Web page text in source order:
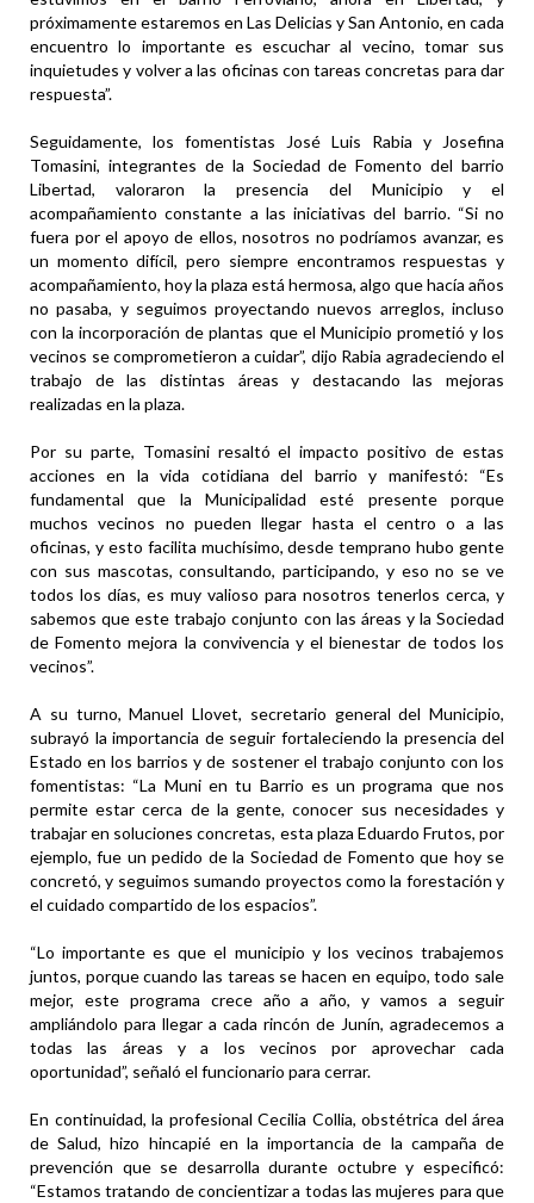
próximamente estaremos en Las Delicias y San Antonio, en cada
encuentro lo importante es escuchar al vecino, tomar sus
inquietudes y volver a las oficinas con tareas concretas para dar
respuesta”.
Seguidamente, los fomentistas José Luis Rabia y Josefina
Tomasini, integrantes de la Sociedad de Fomento del barrio
Libertad, valoraron la presencia del Municipio y el
acompañamiento constante a las iniciativas del barrio. “Si no
fuera por el apoyo de ellos, nosotros no podríamos avanzar, es
un momento difícil, pero siempre encontramos respuestas y
acompañamiento, hoy la plaza está hermosa, algo que hacía años
no pasaba, y seguimos proyectando nuevos arreglos, incluso
con la incorporación de plantas que el Municipio prometió y los
vecinos se comprometieron a cuidar”, dijo Rabia agradeciendo el
trabajo de las distintas áreas y destacando las mejoras
realizadas en la plaza.
Por su parte, Tomasini resaltó el impacto positivo de estas
acciones en la vida cotidiana del barrio y manifestó: “Es
fundamental que la Municipalidad esté presente porque
muchos vecinos no pueden llegar hasta el centro o a las
oficinas, y esto facilita muchísimo, desde temprano hubo gente
con sus mascotas, consultando, participando, y eso no se ve
todos los días, es muy valioso para nosotros tenerlos cerca, y
sabemos que este trabajo conjunto con las áreas y la Sociedad
de Fomento mejora la convivencia y el bienestar de todos los
vecinos”.
A su turno, Manuel Llovet, secretario general del Municipio,
subrayó la importancia de seguir fortaleciendo la presencia del
Estado en los barrios y de sostener el trabajo conjunto con los
fomentistas: “La Muni en tu Barrio es un programa que nos
permite estar cerca de la gente, conocer sus necesidades y
trabajar en soluciones concretas, esta plaza Eduardo Frutos, por
ejemplo, fue un pedido de la Sociedad de Fomento que hoy se
concretó, y seguimos sumando proyectos como la forestación y
el cuidado compartido de los espacios”.
“Lo importante es que el municipio y los vecinos trabajemos
juntos, porque cuando las tareas se hacen en equipo, todo sale
mejor, este programa crece año a año, y vamos a seguir
ampliándolo para llegar a cada rincón de Junín, agradecemos a
todas las áreas y a los vecinos por aprovechar cada
oportunidad”, señaló el funcionario para cerrar.
En continuidad, la profesional Cecilia Collia, obstétrica del área
de Salud, hizo hincapié en la importancia de la campaña de
prevención que se desarrolla durante octubre y especificó:
“Estamos tratando de concientizar a todas las mujeres para que